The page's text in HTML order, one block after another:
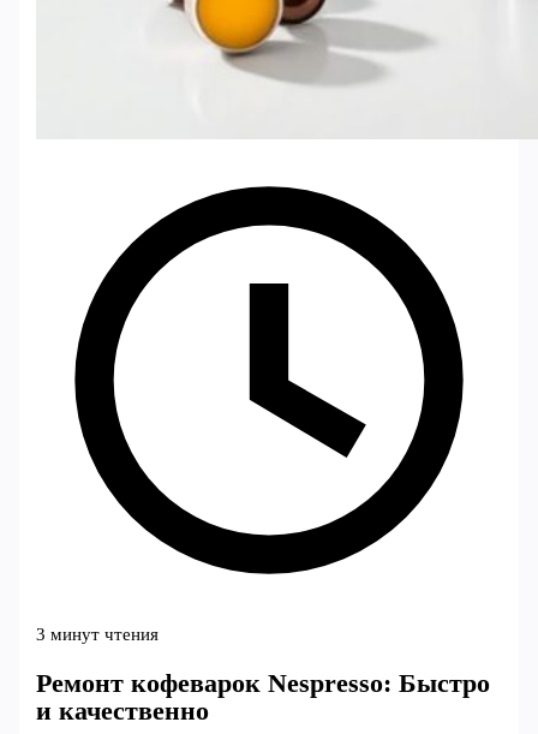
3 минут чтения
Ремонт кофеварок Nespresso: Быстро
и качественно